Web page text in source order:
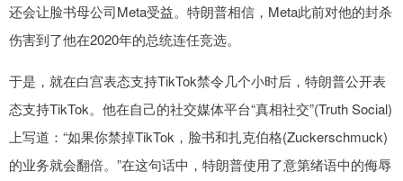
还会让脸书母公司Meta受益。特朗普相信，Meta此前对他的封杀
伤害到了他在2020年的总统连任竞选。
于是，就在白宫表态支持TikTok禁令几个小时后，特朗普公开表
态支持TikTok。他在自己的社交媒体平台“真相社交”(Truth Social)
上写道：“如果你禁掉TikTok，脸书和扎克伯格(Zuckerschmuck)
的业务就会翻倍。”在这句话中，特朗普使用了意第绪语中的侮辱